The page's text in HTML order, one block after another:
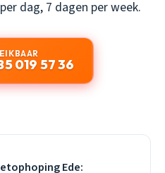
dag, 7 dagen per week.
019 57 36
Ede: